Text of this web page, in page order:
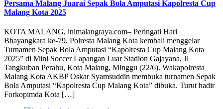
Persama Malang Juarai Sepak Bola Amputasi Kapolresta Cup
Malang Kota 2025
KOTA MALANG, inimalangraya.com– Peringati Hari
Bhayangkara ke-79, Polresta Malang Kota kembali menggelar
Turnamen Sepak Bola Amputasi “Kapolresta Cup Malang Kota
2025” di Mini Soccer Lapangan Luar Stadion Gajayana, Jl
Tangkuban Perahu, Kota Malang, Minggu (22/6). Wakapolresta
Malang Kota AKBP Oskar Syamsuddin membuka turnamen Sepak
Bola Amputasi “Kapolresta Cup Malang Kota” dibuka. Turut hadir
Forkopimda Kota […]